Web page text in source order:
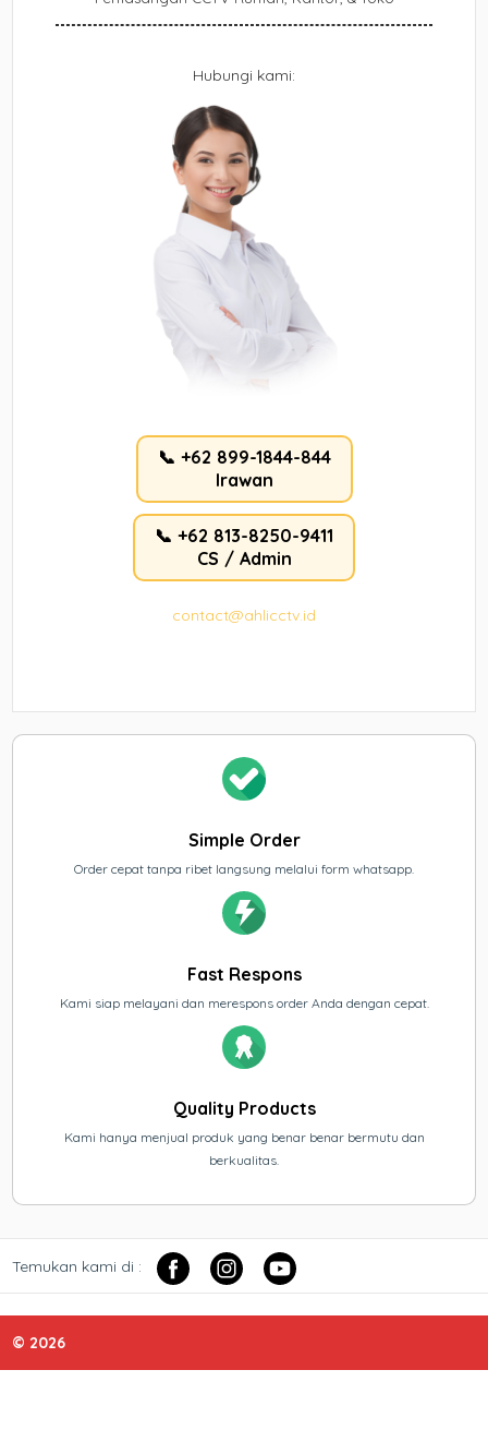
Hubungi kami:
📞 +62 899-1844-844
Irawan
📞 +62 813-8250-9411
CS / Admin
contact@ahlicctv.id
Simple Order
Order cepat tanpa ribet langsung melalui form whatsapp.
Fast Respons
Kami siap melayani dan merespons order Anda dengan cepat.
Quality Products
Kami hanya menjual produk yang benar benar bermutu dan
berkualitas.
Temukan kami di :
© 2026